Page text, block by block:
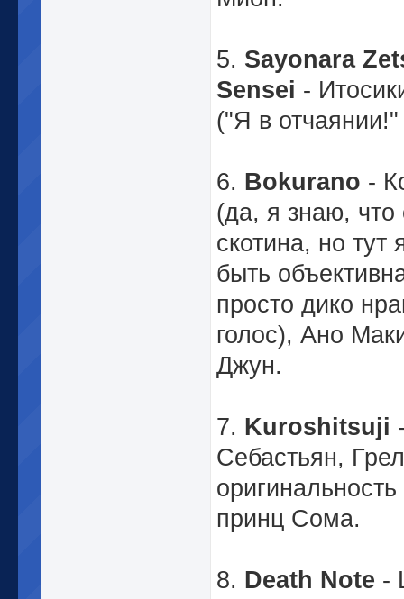
5. Sayonara
Sensei -
("Я в
6. Bokurano -
(да, я знаю, что
скотина, но тут
быть
просто дико
голос), Ано
Джун.
7. Kuroshitsuji
Себастьян,
принц Сома.
8. Death Note -